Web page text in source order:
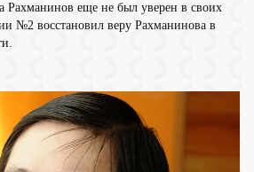
Рахманинов еще не был уверен в своих
№2 восстановил веру Рахманинова в